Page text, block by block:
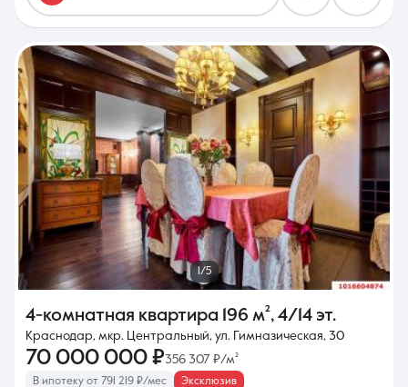
1/5
4-комнатная квартира 196 м², 4/14 эт.
Краснодар, мкр. Центральный, ул. Гимназическая, 30
70 000 000 ₽356 307 ₽/м²
В ипотеку от 791 219 ₽/мес Эксклюзив